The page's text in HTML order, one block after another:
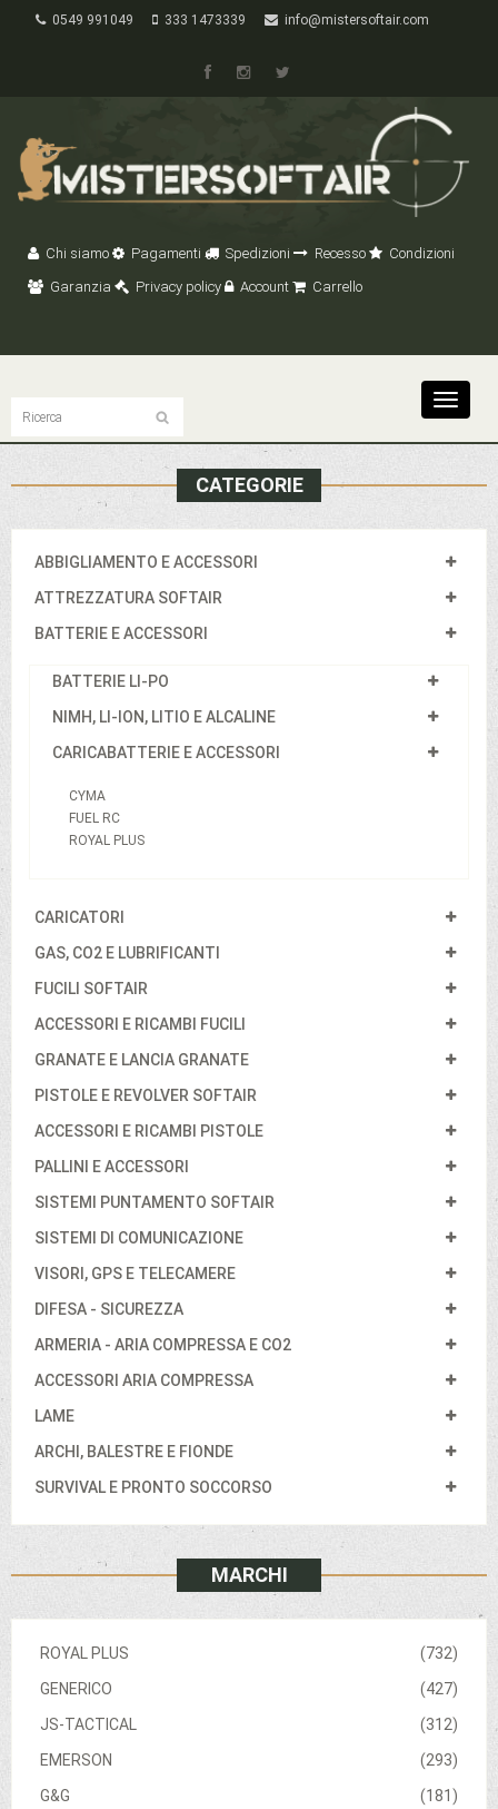
0549 991049 333 1473339 info@mistersoftair.com
Chi siamo Pagamenti Spedizioni Recesso
Condizioni
Garanzia
Privacy policy Account Carrello
Toggle
CATEGORIE
ABBIGLIAMENTO E ACCESSORI
ATTREZZATURA SOFTAIR
BATTERIE E ACCESSORI
BATTERIE LI-PO
NIMH, LI-ION, LITIO E ALCALINE
CARICABATTERIE E ACCESSORI
CYMA
FUEL RC
ROYAL PLUS
CARICATORI
GAS, CO2 E LUBRIFICANTI
FUCILI SOFTAIR
ACCESSORI E RICAMBI FUCILI
GRANATE E LANCIA GRANATE
PISTOLE E REVOLVER SOFTAIR
ACCESSORI E RICAMBI PISTOLE
PALLINI E ACCESSORI
SISTEMI PUNTAMENTO SOFTAIR
SISTEMI DI COMUNICAZIONE
VISORI, GPS E TELECAMERE
DIFESA - SICUREZZA
ARMERIA - ARIA COMPRESSA E CO2
ACCESSORI ARIA COMPRESSA
LAME
ARCHI, BALESTRE E FIONDE
SURVIVAL E PRONTO SOCCORSO
MARCHI
(732)
ROYAL PLUS
(427)
GENERICO
(312)
JS-TACTICAL
(293)
EMERSON
(181)
G&G